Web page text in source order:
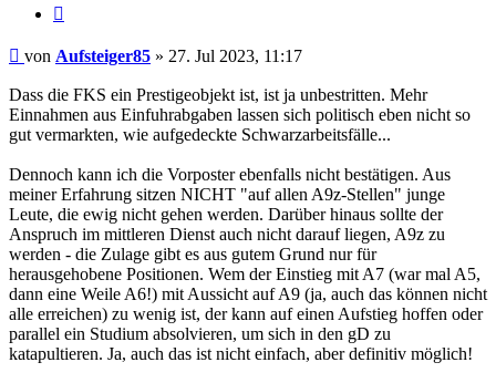
Beitrag
von Aufsteiger85 » 27. Jul 2023, 11:17
Dass die FKS ein Prestigeobjekt ist, ist ja unbestritten. Mehr
Einnahmen aus Einfuhrabgaben lassen sich politisch eben nicht so
gut vermarkten, wie aufgedeckte Schwarzarbeitsfälle...
Dennoch kann ich die Vorposter ebenfalls nicht bestätigen. Aus
meiner Erfahrung sitzen NICHT "auf allen A9z-Stellen" junge
Leute, die ewig nicht gehen werden. Darüber hinaus sollte der
Anspruch im mittleren Dienst auch nicht darauf liegen, A9z zu
werden - die Zulage gibt es aus gutem Grund nur für
herausgehobene Positionen. Wem der Einstieg mit A7 (war mal A5,
dann eine Weile A6!) mit Aussicht auf A9 (ja, auch das können nicht
alle erreichen) zu wenig ist, der kann auf einen Aufstieg hoffen oder
parallel ein Studium absolvieren, um sich in den gD zu
katapultieren. Ja, auch das ist nicht einfach, aber definitiv möglich!